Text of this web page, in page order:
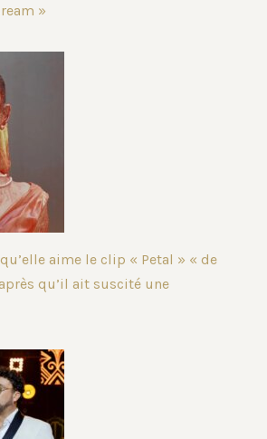
»
aime le clip « Petal » « de
qu’il ait suscité une